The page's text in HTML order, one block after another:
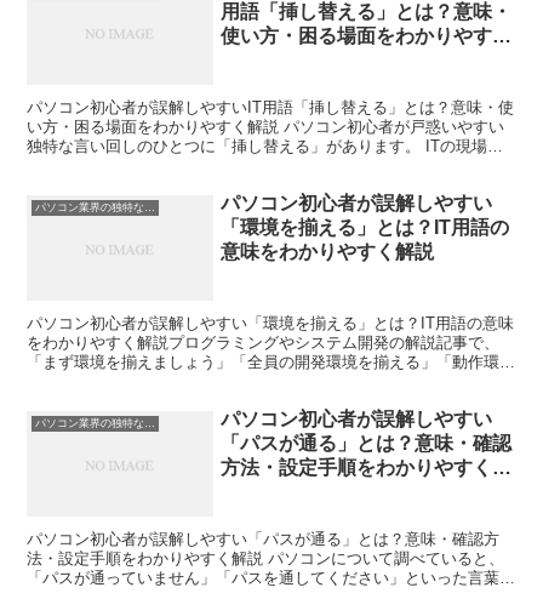
用語「挿し替える」とは？意味・
使い方・困る場面をわかりやすく
パソコン初心者が誤解しやすいIT用語「挿し替える」とは？意味・使
い方・困る場面をわかりやすく解説 パソコン初心者が戸惑いやすい
独特な言い回しのひとつに「挿し替える」があります。 ITの現場で
パソコン業界の独特な言い回し
パソコン初心者が誤解しやすい
「環境を揃える」とは？IT用語の
意味をわかりやすく解説
パソコン初心者が誤解しやすい「環境を揃える」とは？IT用語の意味
をわかりやすく解説プログラミングやシステム開発の解説記事で、
「まず環境を揃えましょう」「全員の開発環境を揃える」「動作環境
パソコン業界の独特な言い回し
パソコン初心者が誤解しやすい
「パスが通る」とは？意味・確認
方法・設定手順をわかりやすく解
パソコン初心者が誤解しやすい「パスが通る」とは？意味・確認方
法・設定手順をわかりやすく解説 パソコンについて調べていると、
「パスが通っていません」「パスを通してください」といった言葉を